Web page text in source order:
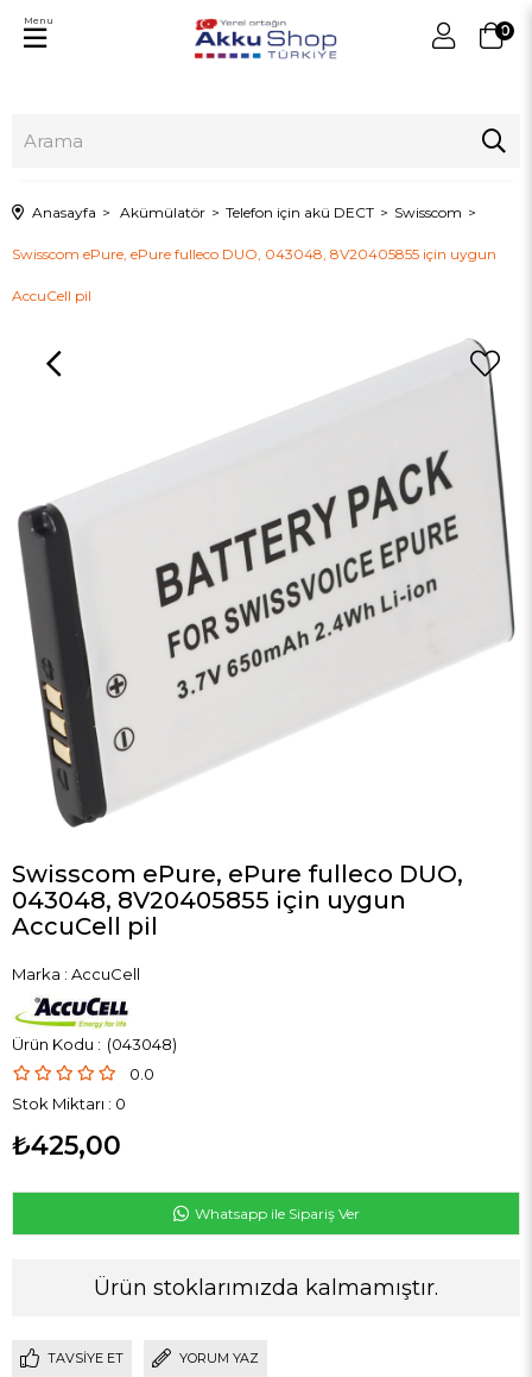
0
Menu
Anasayfa Akümülatör Telefon için akü DECT Swisscom
Swisscom ePure, ePure fulleco DUO, 043048, 8V20405855 için uygun
AccuCell pil
Swisscom ePure, ePure fulleco DUO,
043048, 8V20405855 için uygun
AccuCell pil
Marka : AccuCell
(043048)
0.0
Stok Miktarı : 0
₺425,00
Whatsapp ile Sipariş Ver
Ürün stoklarımızda kalmamıştır.
TAVSIYE ET YORUM YAZ